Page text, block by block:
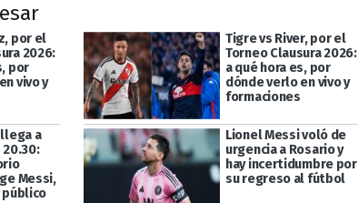
por el
2026:
por
vivo y
Tigre vs River, por el
Torneo Clausura 2026:
a qué hora es, por
dónde verlo en vivo y
formaciones
a
20.30:
Messi,
público
Lionel Messi voló de
urgencia a Rosario y
hay incertidumbre por
su regreso al fútbol